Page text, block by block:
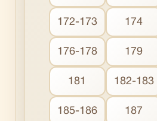
172-173 174
176-178 179
181 182-183
185-186 187